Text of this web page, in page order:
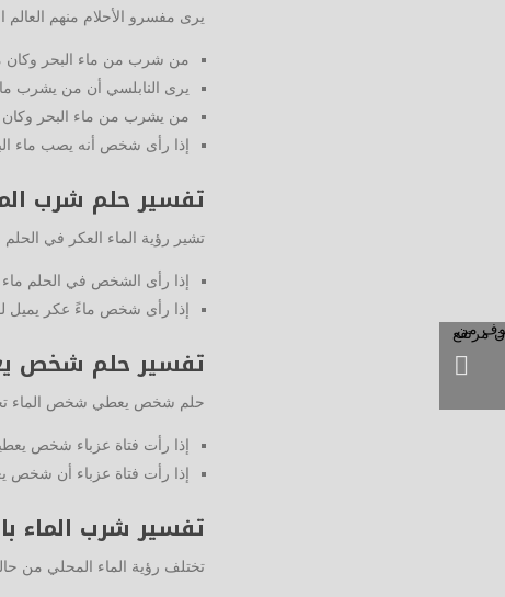
يرى مفسرو الأحلام منهم العالم
من شرب من ماء البحر وكان
يرى النابلسي أن من يشرب
من يشرب من ماء البحر
إذا رأى شخص أنه يصب ماء
تفسير حلم شرب
تشير رؤية الماء العكر في
إذا رأى الشخص في الحلم ماء
إذا رأى شخص ماءً عكر يميل
تفسير حلم شخص
حلم شخص يعطي شخص الماء
إذا رأت فتاة عزباء شخص
إذا رأت فتاة عزباء أن شخص
تفسير شرب الماء
تختلف رؤية الماء المحلي من